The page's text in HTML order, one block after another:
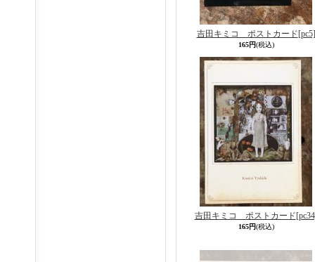
吉田キミコ ポストカード[pc5]
165円(税込)
吉田キミコ ポストカード
165円(税込)